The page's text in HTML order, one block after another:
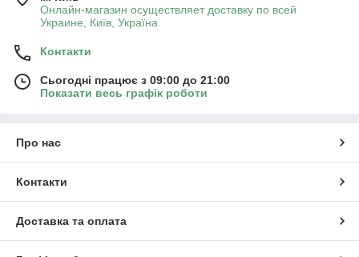
Онлайн-магазин осуществляет доставку по всей
Украине, Київ, Україна
Контакти
Сьогодні працює з 09:00 до 21:00
Показати весь графік роботи
Про нас
Контакти
Доставка та оплата